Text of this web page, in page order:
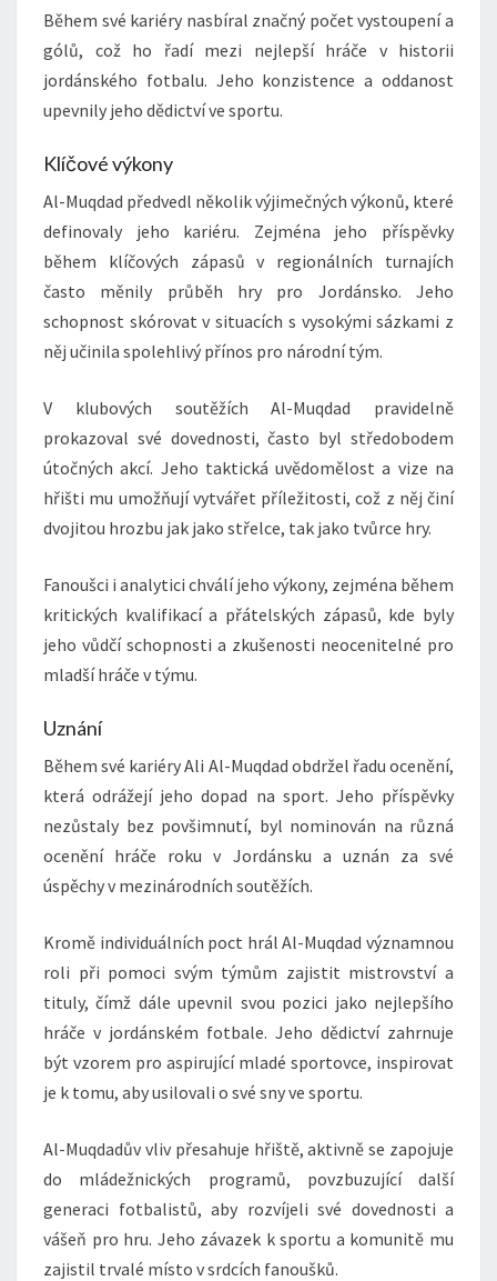
Během své kariéry nasbíral značný počet vystoupení a
gólů, což ho řadí mezi nejlepší hráče v historii
jordánského fotbalu. Jeho konzistence a oddanost
upevnily jeho dědictví ve sportu.
Klíčové výkony
Al-Muqdad předvedl několik výjimečných výkonů, které
definovaly jeho kariéru. Zejména jeho příspěvky
během klíčových zápasů v regionálních turnajích
často měnily průběh hry pro Jordánsko. Jeho
schopnost skórovat v situacích s vysokými sázkami z
něj učinila spolehlivý přínos pro národní tým.
V klubových soutěžích Al-Muqdad pravidelně
prokazoval své dovednosti, často byl středobodem
útočných akcí. Jeho taktická uvědomělost a vize na
hřišti mu umožňují vytvářet příležitosti, což z něj činí
dvojitou hrozbu jak jako střelce, tak jako tvůrce hry.
Fanoušci i analytici chválí jeho výkony, zejména během
kritických kvalifikací a přátelských zápasů, kde byly
jeho vůdčí schopnosti a zkušenosti neocenitelné pro
mladší hráče v týmu.
Uznání
Během své kariéry Ali Al-Muqdad obdržel řadu ocenění,
která odrážejí jeho dopad na sport. Jeho příspěvky
nezůstaly bez povšimnutí, byl nominován na různá
ocenění hráče roku v Jordánsku a uznán za své
úspěchy v mezinárodních soutěžích.
Kromě individuálních poct hrál Al-Muqdad významnou
roli při pomoci svým týmům zajistit mistrovství a
tituly, čímž dále upevnil svou pozici jako nejlepšího
hráče v jordánském fotbale. Jeho dědictví zahrnuje
být vzorem pro aspirující mladé sportovce, inspirovat
je k tomu, aby usilovali o své sny ve sportu.
Al-Muqdadův vliv přesahuje hřiště, aktivně se zapojuje
do mládežnických programů, povzbuzující další
generaci fotbalistů, aby rozvíjeli své dovednosti a
vášeň pro hru. Jeho závazek k sportu a komunitě mu
zajistil trvalé místo v srdcích fanoušků.